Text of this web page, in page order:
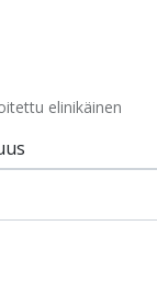
elinikäinen